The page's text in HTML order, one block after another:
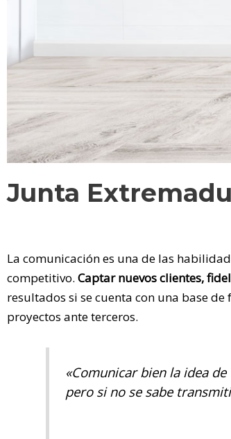
Junta
La comunicación es una de las
competitivo. Captar nuevos clientes,
resultados si se cuenta con una base
proyectos ante terceros.
«Comunicar bien la idea
pero si no se sabe